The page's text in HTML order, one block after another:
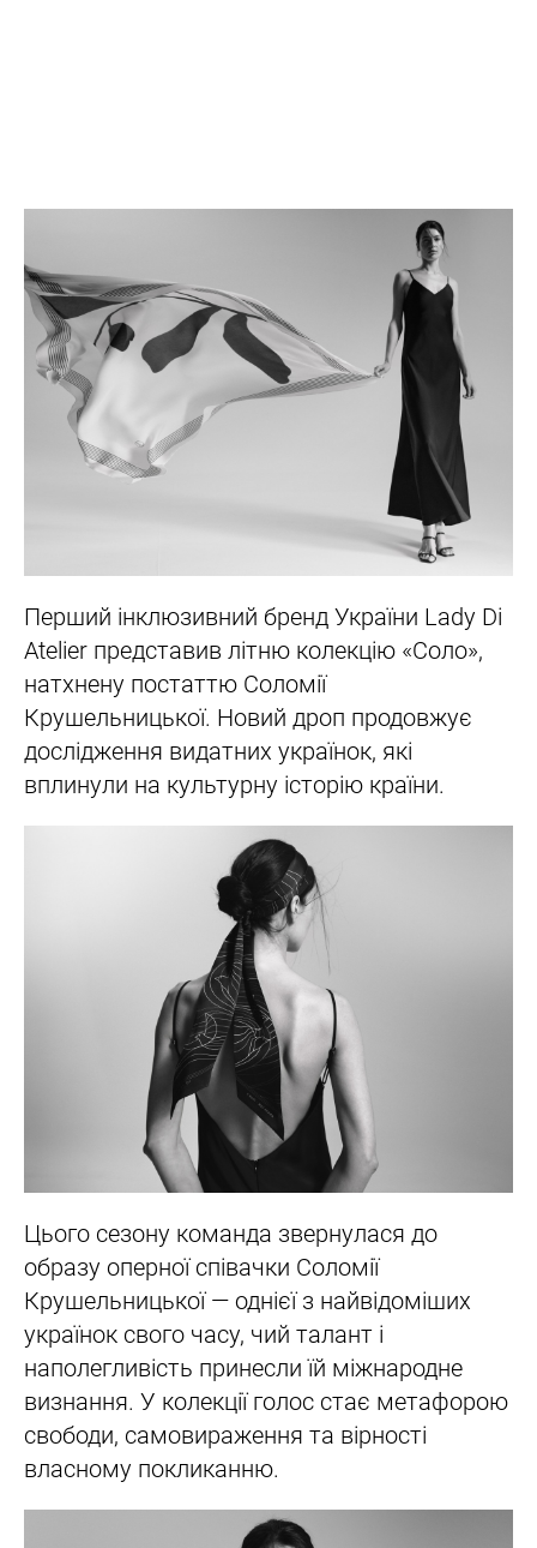
Перший інклюзивний бренд України Lady Di
Atelier представив літню колекцію «Соло»,
натхнену постаттю Соломії
Крушельницької. Новий дроп продовжує
дослідження видатних українок, які
вплинули на культурну історію країни.
Цього сезону команда звернулася до
образу оперної співачки Соломії
Крушельницької — однієї з найвідоміших
українок свого часу, чий талант і
наполегливість принесли їй міжнародне
визнання. У колекції голос стає метафорою
свободи, самовираження та вірності
власному покликанню.